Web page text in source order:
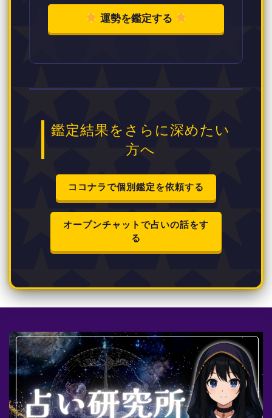
運勢を鑑定する
鑑定結果をさらに深めたい
方へ
ココナラで個別鑑定を依頼する
オープンチャットで占いの話をす
る